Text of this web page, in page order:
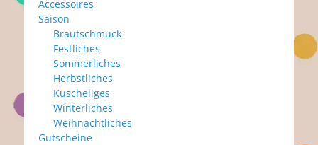
Accessoires
Saison
Brautschmuck
Festliches
Sommerliches
Herbstliches
Kuscheliges
Winterliches
Weihnachtliches
Gutscheine